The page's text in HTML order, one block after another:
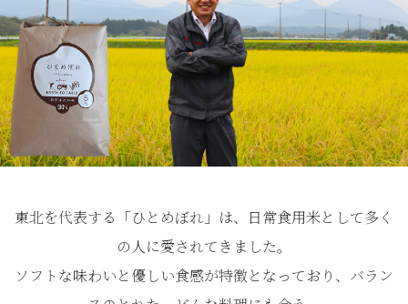
東北を代表する「ひとめぼれ」は、日常食用米として多く
の人に愛されてきました。
ソフトな味わいと優しい食感が特徴となっており、バラン